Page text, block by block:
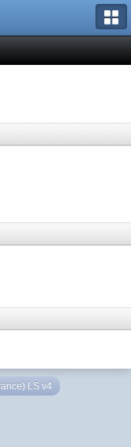
LS v4